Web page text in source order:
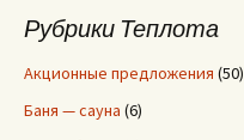
:Рубрики Теплота
Акционные предложения (50)
Баня — сауна (6)